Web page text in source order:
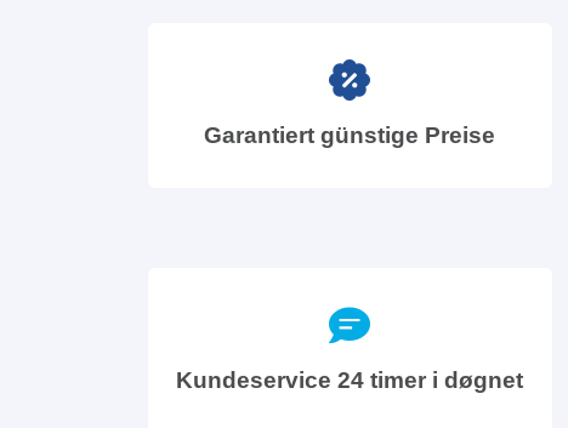
Garantiert günstige Preise
Kundeservice 24 timer i døgnet